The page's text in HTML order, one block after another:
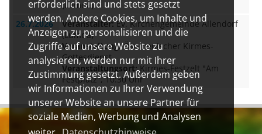
erforderlich sind und stets gesetzt
werden. Andere Cookies, um Inhalte und
Anzeigen zu personalisieren und die
Zugriffe auf unsere Website zu
analysieren, werden nur mit Ihrer
Zustimmung gesetzt. Außerdem geben
wir Informationen zu Ihrer Verwendung
unserer Website an unsere Partner für
soziale Medien, Werbung und Analysen
(Lumda)
26.7.2026
Veranstalter:Ev. Kirchengemeinde Allendorf
(Lumda)
Veranstaltung:Ökumenischer Kirmes-
Gottesdienst
Veranstaltungsort:Kirmes-Festzelt "Am
Festplatz", 10:30 Uhr